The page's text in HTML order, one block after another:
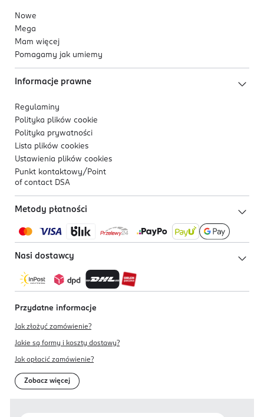
Nowe
Mega
Mam więcej
Pomagamy jak umiemy
Informacje prawne
Regulaminy
Polityka plików cookie
Polityka prywatności
Lista plików cookies
Ustawienia plików cookies
Punkt kontaktowy/ Point
of contact DSA
Metody płatności
Nasi dostawcy
Przydatne informacje
Jak złożyć zamówienie?
Jakie są formy i koszty dostawy?
Jak opłacić zamówienie?
Zobacz więcej